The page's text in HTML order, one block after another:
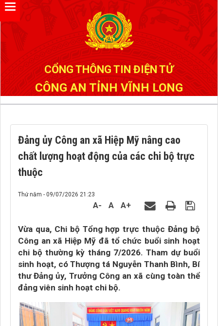
CỔNG THÔNG TIN ĐIỆN TỬ
CÔNG AN TỈNH VĨNH LONG
Đảng ủy Công an xã Hiệp Mỹ nâng cao
chất lượng hoạt động của các chi bộ trực
thuộc
Thứ năm - 09/07/2026 21:23
A- A A+
Vừa qua, Chi bộ Tổng hợp trực thuộc Đảng bộ
Công an xã Hiệp Mỹ đã tổ chức buổi sinh hoạt
chi bộ thường kỳ tháng 7/2026. Tham dự buổi
sinh hoạt, có Thượng tá Nguyễn Thanh Bình, Bí
thư Đảng ủy, Trưởng Công an xã cùng toàn thể
đảng viên sinh hoạt chi bộ.